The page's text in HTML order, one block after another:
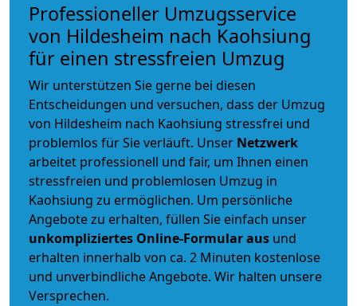
Professioneller Umzugsservice
von Hildesheim nach Kaohsiung
für einen stressfreien Umzug
Wir unterstützen Sie gerne bei diesen
Entscheidungen und versuchen, dass der Umzug
von Hildesheim nach Kaohsiung stressfrei und
problemlos für Sie verläuft. Unser Netzwerk
arbeitet professionell und fair, um Ihnen einen
stressfreien und problemlosen Umzug in
Kaohsiung zu ermöglichen. Um persönliche
Angebote zu erhalten, füllen Sie einfach unser
unkompliziertes Online-Formular aus und
erhalten innerhalb von ca. 2 Minuten kostenlose
und unverbindliche Angebote. Wir halten unsere
Versprechen.